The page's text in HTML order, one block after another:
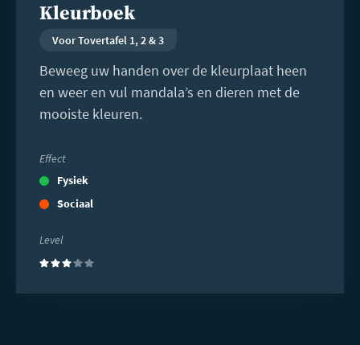
Kleurboek
Voor Tovertafel 1, 2 & 3
Beweeg uw handen over de kleurplaat heen
en weer en vul mandala’s en dieren met de
mooiste kleuren.
Effect
Fysiek
Sociaal
Level
(3)